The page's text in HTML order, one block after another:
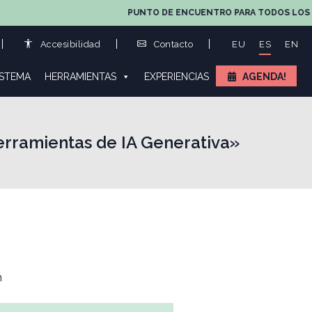
PUNTO DE ENCUENTRO PARA TODOS LOS
Accesibilidad Contacto EU ES EN
HERRAMIENTAS EXPERIENCIAS AGENDA!
de IA Generativa»